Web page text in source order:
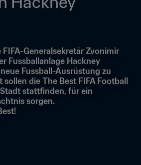
Generalsekretär Zvonimir
Fussballanlage Hackney
Fussball-Ausrüstung zu
die The Best FIFA Football
stattfinden, für ein
sorgen.